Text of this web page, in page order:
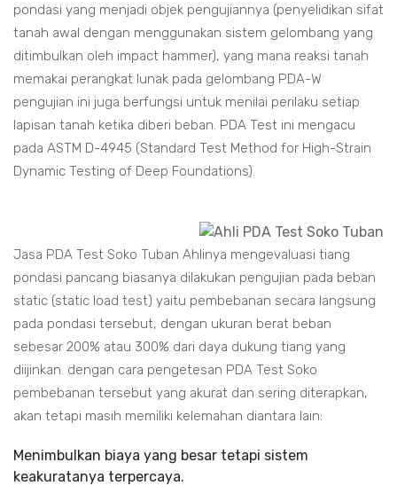
pondasi yang menjadi objek pengujiannya (penyelidikan sifat
tanah awal dengan menggunakan sistem gelombang yang
ditimbulkan oleh impact hammer), yang mana reaksi tanah
memakai perangkat lunak pada gelombang PDA-W
pengujian ini juga berfungsi untuk menilai perilaku setiap
lapisan tanah ketika diberi beban. PDA Test ini mengacu
pada ASTM D-4945 (Standard Test Method for High-Strain
Dynamic Testing of Deep Foundations).
Jasa PDA Test Soko Tuban Ahlinya mengevaluasi tiang
pondasi pancang biasanya dilakukan pengujian pada beban
static (static load test) yaitu pembebanan secara langsung
pada pondasi tersebut, dengan ukuran berat beban
sebesar 200% atau 300% dari daya dukung tiang yang
diijinkan. dengan cara pengetesan PDA Test Soko
pembebanan tersebut yang akurat dan sering diterapkan,
akan tetapi masih memiliki kelemahan diantara lain:
Menimbulkan biaya yang besar tetapi sistem
keakuratanya terpercaya.